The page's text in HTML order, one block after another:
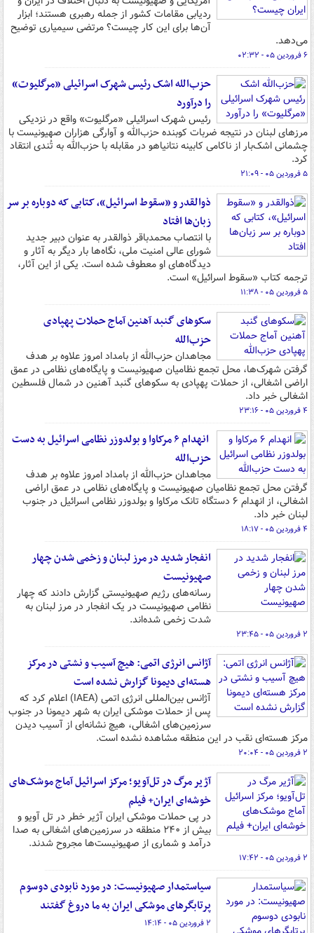
ردیابی مقامات کشور از جمله رهبری هستند؛ ابزار
آن‌ها برای این کار چیست؟ مرتضی سیمیاری توضیح
می‌دهد.
۶ فروردین ۰۵ - ۰۲:۳۲
حزب‌الله اشک رئیس شهرک اسرائیلی «مرگلیوت»
را درآورد
رئیس شهرک اسرائیلی «مرگلیوت» واقع در نزدیکی
مرزهای لبنان در نتیجه ضربات کوبنده حزب‌الله و آوارگی هزاران صهیونیست با
چشمانی اشک‌بار از ناکامی کابینه نتانیاهو در مقابله با حزب‌الله به تُندی انتقاد
کرد.
۵ فروردین ۰۵ - ۲۱:۰۹
ذوالقدر و «سقوط اسرائیل»، کتابی که دوباره بر سر
زبان‌ها افتاد
با انتصاب محمدباقر ذوالقدر به عنوان دبیر جدید
شورای عالی امنیت ملی، نگاه‌ها بار دیگر به آثار و
دیدگاه‌های او معطوف شده است. یکی از این آثار،
ترجمه کتاب «سقوط اسرائیل» است.
۵ فروردین ۰۵ - ۱۱:۳۸
سکوهای گنبد آهنین آماج حملات پهپادی
حزب‌الله
مجاهدان حزب‌الله از بامداد امروز علاوه بر هدف
گرفتن شهرک‌ها، محل تجمع نظامیان صهیونیست و پایگاه‌های نظامی در عمق
اراضی اشغالی، از حملات پهپادی به سکوهای گنبد آهنین در شمال فلسطین
اشغالی خبر داد.
۴ فروردین ۰۵ - ۲۳:۱۶
انهدام ۶ مرکاوا و بولدوزر نظامی اسرائیل به دست
حزب‌الله
مجاهدان حزب‌الله از بامداد امروز علاوه بر هدف
گرفتن محل تجمع نظامیان صهیونیست و پایگاه‌های نظامی در عمق اراضی
اشغالی، از انهدام ۶ دستگاه تانک مرکاوا و بولدوزر نظامی اسرائیل در جنوب
لبنان خبر داد.
۴ فروردین ۰۵ - ۱۸:۱۷
انفجار شدید در مرز لبنان و زخمی شدن چهار
صهیونیست
رسانه‌های رژیم صهیونیستی گزارش دادند که چهار
نظامی صهیونیست در یک انفجار در مرز لبنان به
شدت زخمی شده‌اند.
۲ فروردین ۰۵ - ۲۳:۴۵
آژانس انرژی اتمی: هیچ آسیب و نشتی در مرکز
هسته‌ای دیمونا گزارش نشده است
آژانس بین‌المللی انرژی اتمی (IAEA) اعلام کرد که
پس از حملات موشکی ایران به شهر دیمونا در جنوب
سرزمین‌های اشغالی، هیچ نشانه‌ای از آسیب دیدن
مرکز هسته‌ای نقب در این منطقه مشاهده نشده است.
۲ فروردین ۰۵ - ۲۰:۰۴
آژیر مرگ در تل‌آویو؛ مرکز اسرائیل آماج موشک‌های
خوشه‌ای ایران+ فیلم
در پی حملات موشکی ایران آژیر خطر در تل آویو و
بیش از ۲۴۰ منطقه در سرزمین‌های اشغالی به صدا
درآمد و شماری از صهیونیست‌ها مجروح شدند.
۲ فروردین ۰۵ - ۱۷:۴۲
سیاستمدار صهیونیست‌: در مورد نابودی دوسوم
پرتابگرهای موشکی ایران به ما دروغ گفتند
۲ فروردین ۰۵ - ۱۴:۱۴